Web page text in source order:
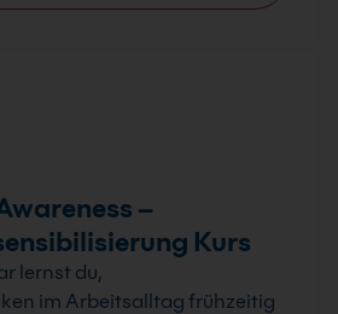
–
Kurs
lernst du,
im Arbeitsalltag frühzeitig